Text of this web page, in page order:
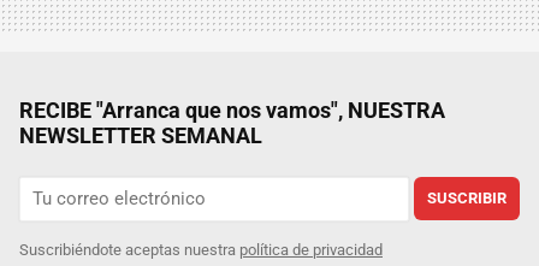
RECIBE "Arranca que nos vamos", NUESTRA
NEWSLETTER SEMANAL
SUSCRIBIR
Suscribiéndote aceptas nuestra política de privacidad